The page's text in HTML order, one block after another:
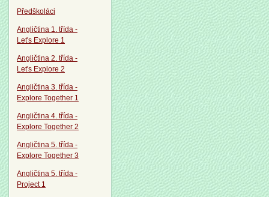
Předškoláci
Angličtina 1. třída -
Let's Explore 1
Angličtina 2. třída -
Let's Explore 2
Angličtina 3. třída -
Explore Together 1
Angličtina 4. třída -
Explore Together 2
Angličtina 5. třída -
Explore Together 3
Angličtina 5. třída -
Project 1